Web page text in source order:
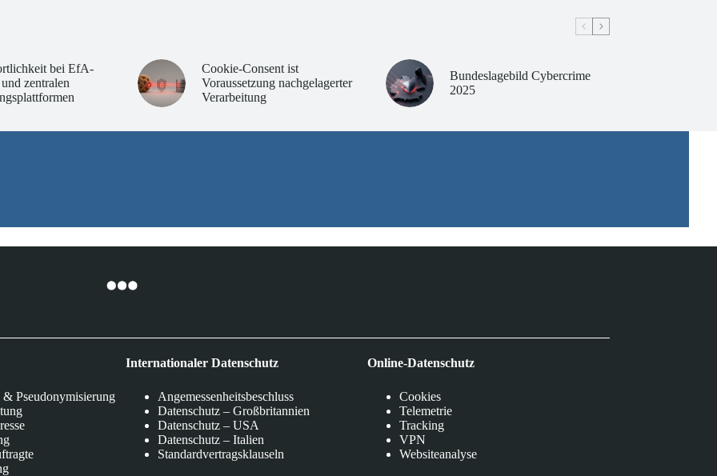
bei EfA-
zentralen
Cookie-Consent ist
Voraussetzung nachgelagerter
Verarbeitung
Bundeslagebild Cybercrime
2025
Pseudonymisierung
Internationaler Datenschutz
Angemessenheitsbeschluss
Datenschutz – Großbritannien
Datenschutz – USA
Datenschutz – Italien
Standardvertragsklauseln
Online-Datenschutz
Cookies
Telemetrie
Tracking
VPN
Websiteanalyse